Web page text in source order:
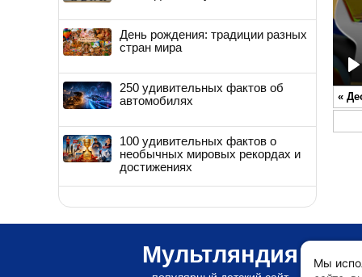
«
День рождения: традиции разных
стран мира
250 удивительных фактов об
автомобилях
100 удивительных фактов о
необычных мировых рекордах и
достижениях
Мультляндия
Мы